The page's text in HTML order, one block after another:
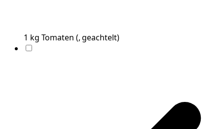
1 kg Tomaten (, geachtelt)